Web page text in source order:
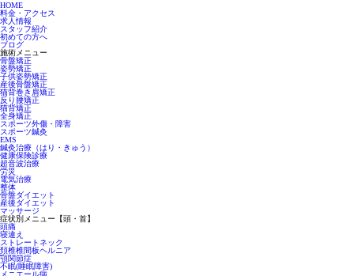
HOME
料金・アクセス
求人情報
スタッフ紹介
初めての方へ
ブログ
施術メニュー
骨盤矯正
姿勢矯正
子供姿勢矯正
産後骨盤矯正
猫背巻き肩矯正
反り腰矯正
猫背矯正
全身矯正
スポーツ外傷・障害
スポーツ鍼灸
EMS
鍼灸治療（はり・きゅう）
健康保険診療
超音波治療
労災
電気治療
整体
骨盤ダイエット
産後ダイエット
マッサージ
症状別メニュー【頭・首】
頭痛
寝違え
ストレートネック
頚椎椎間板ヘルニア
顎関節症
不眠(睡眠障害)
メニエール病